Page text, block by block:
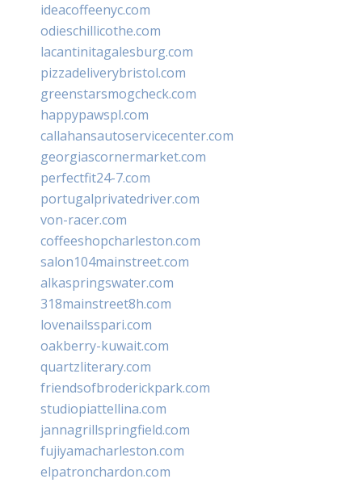
ideacoffeenyc.com
odieschillicothe.com
lacantinitagalesburg.com
pizzadeliverybristol.com
greenstarsmogcheck.com
happypawspl.com
callahansautoservicecenter.com
georgiascornermarket.com
perfectfit24-7.com
portugalprivatedriver.com
von-racer.com
coffeeshopcharleston.com
salon104mainstreet.com
alkaspringswater.com
318mainstreet8h.com
lovenailsspari.com
oakberry-kuwait.com
quartzliterary.com
friendsofbroderickpark.com
studiopiattellina.com
jannagrillspringfield.com
fujiyamacharleston.com
elpatronchardon.com